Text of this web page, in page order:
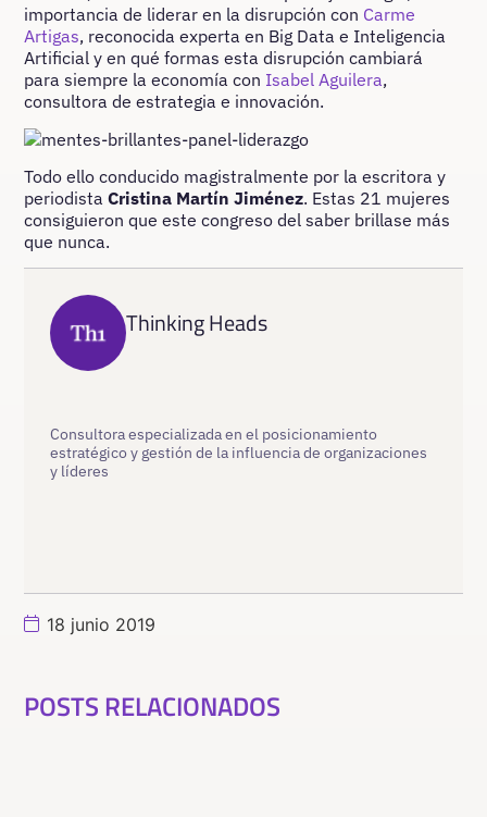
importancia de liderar en la disrupción con Carme
Artigas, reconocida experta en Big Data e Inteligencia
Artificial y en qué formas esta disrupción cambiará
para siempre la economía con Isabel Aguilera,
consultora de estrategia e innovación.
Todo ello conducido magistralmente por la escritora y
periodistaCristina Martín Jiménez. Estas 21 mujeres
consiguieron que este congreso del saber brillase más
que nunca.
Thinking Heads
Consultora especializada en el posicionamiento
estratégico y gestión de la influencia de organizaciones
y líderes
18 junio 2019
POSTS RELACIONADOS